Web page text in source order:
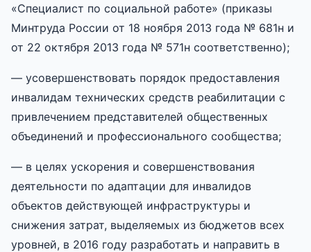
«Специалист по социальной работе» (приказы
Минтруда России от 18 ноября 2013 года № 681н и
от 22 октября 2013 года № 571н соответственно);
— усовершенствовать порядок предоставления
инвалидам технических средств реабилитации с
привлечением представителей общественных
объединений и профессионального сообщества;
— в целях ускорения и совершенствования
деятельности по адаптации для инвалидов
объектов действующей инфраструктуры и
снижения затрат, выделяемых из бюджетов всех
уровней, в 2016 году разработать и направить в